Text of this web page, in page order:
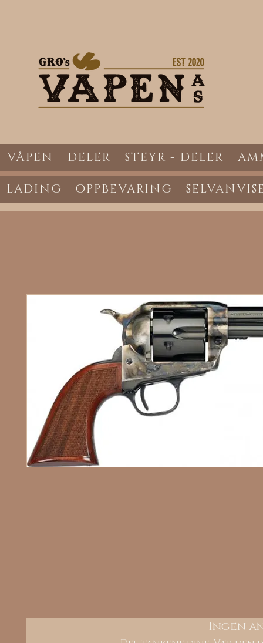
VÅPEN DELER STEYR - DELER
LADING OPPBEVARING
Ingen